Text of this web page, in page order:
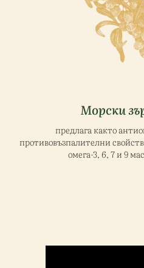
Морски
предлага както
противовъзпалителни
омега-3, 6, 7 и 9